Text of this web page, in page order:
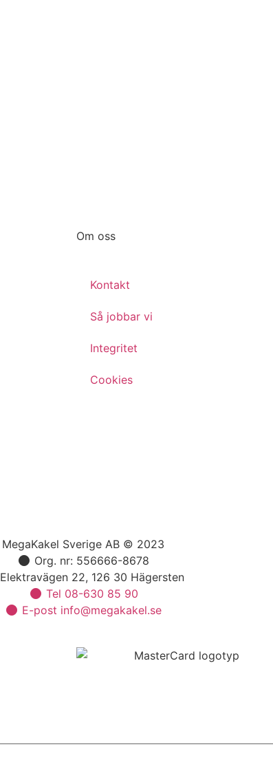
Om oss
Kontakt
Så jobbar vi
Integritet
Cookies
MegaKakel Sverige AB © 2023
Org. nr: 556666-8678
Elektravägen 22, 126 30 Hägersten
Tel 08-630 85 90
E-post info@megakakel.se